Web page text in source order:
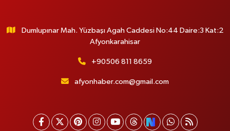
Dumlupınar Mah. Yüzbaşı Agah Caddesi No:44 Daire:3 Kat:2
Afyonkarahisar
+90506 811 8659
afyonhaber.com@gmail.com